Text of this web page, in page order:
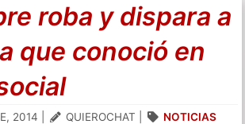
roba y dispara a
que conoció en
2014 QUIEROCHAT NOTICIAS